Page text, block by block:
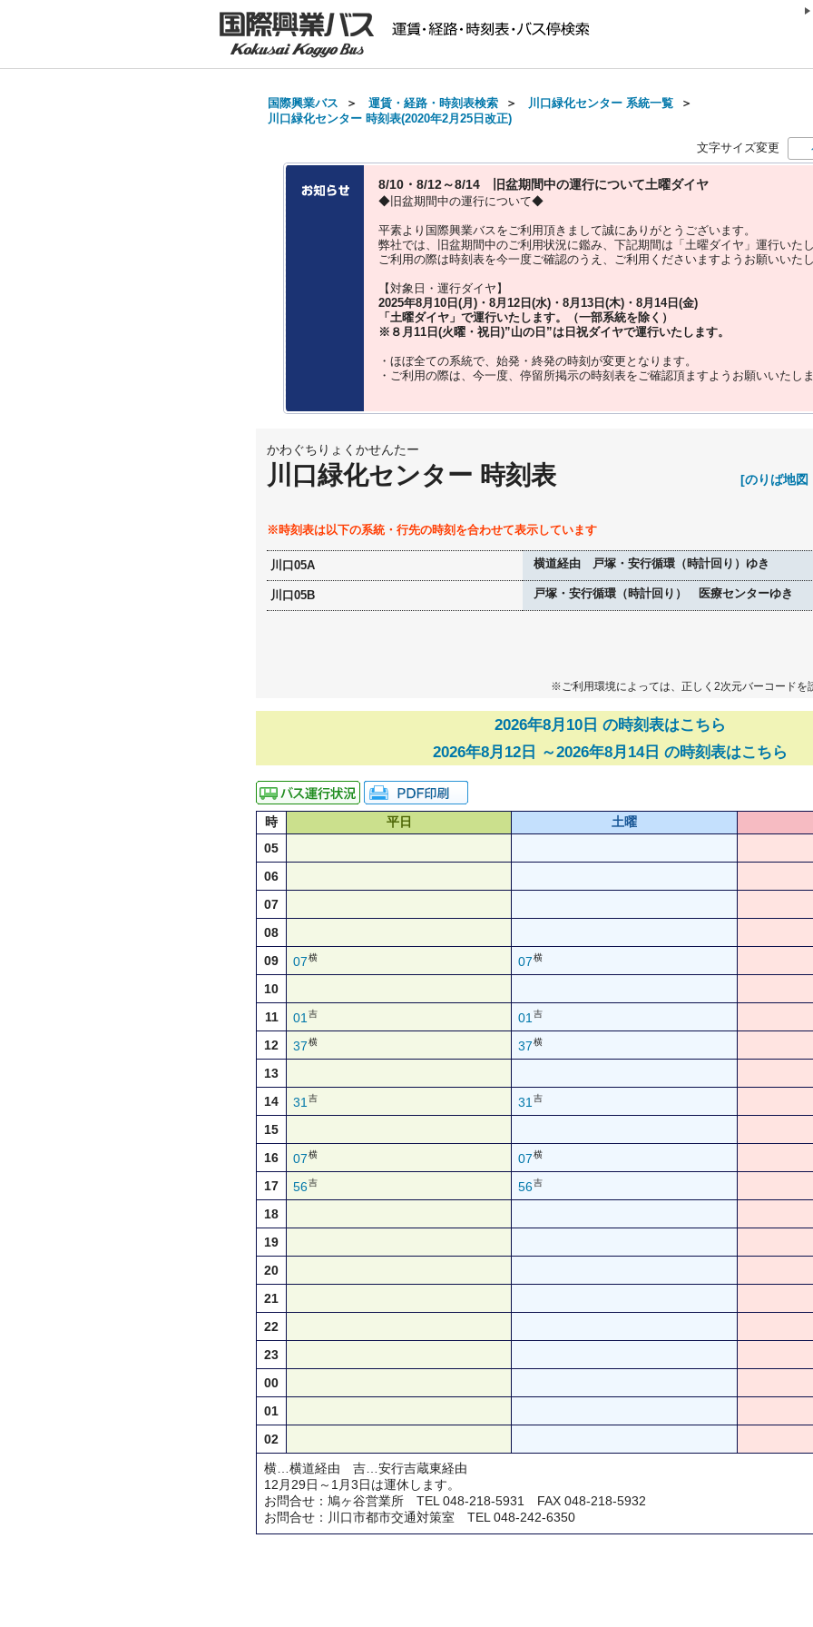
国際興業バス ＞ 運賃・経路・時刻表検索 ＞ 川口緑化センター 系統一覧 ＞
川口緑化センター 時刻表(2020年2月25日改正)
文字サイズ変更
8/10・8/12～8/14 旧盆期間中の運行について土曜ダイヤ
◆旧盆期間中の運行について◆
平素より国際興業バスをご利用頂きまして誠にありがとうございます。
弊社では、旧盆期間中のご利用状況に鑑み、下記期間は「土曜ダイヤ」運行いたし
ご利用の際は時刻表を今一度ご確認のうえ、ご利用くださいますようお願いいたし
【対象日・運行ダイヤ】
2025年8月10日(月)・8月12日(水)・8月13日(木)・8月14日(金)
「土曜ダイヤ」 で運行いたします。（一部系統を除く）
※８月11日(火曜・祝日)”山の日 ”は 日祝ダイヤで運行いたします。
・ほぼ全ての系統で、始発・終発の時刻が変更となります。
・ご利用の際は、今一度、 停留所掲示の時刻表をご確認頂ますようお願いいたしま
かわぐちりょくかせんたー
川口緑化センター 時刻表 [のりば地図
※時刻表は以下の系統・行先の時刻を合わせて表示しています
川口05A 横道経由 戸塚・安行循環（時計回り）ゆき
川口05B 戸塚・安行循環（時計回り） 医療センターゆき
※ご利用環境によっては、正しく2次元バーコードを
2026年8月10日 の時刻表はこちら
2026年8月12日 ～2026年8月14日 の時刻表はこちら
時 平日 土曜
05
06
07
08
09
07横 07横
10
11
01 吉 01 吉
12 37横 37横
13
14
31 吉 31 吉
15
16
07横 07横
17 56吉 56吉
18
19
20
21
22
23
00
01
02
横…横道経由 吉…安行吉蔵東経由
12月29日～1月3日は運休します。
お問合せ：鳩ヶ谷営業所 TEL 048-218-5931 FAX 048-218-5932
お問合せ：川口市都市交通対策室 TEL 048-242-6350